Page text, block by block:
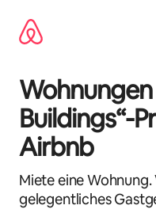
Inhalten
springen
Buildings“-
Airbnb
Miete eine
gelegentliches